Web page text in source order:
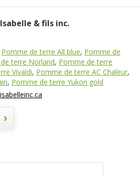
Isabelle & fils inc.
Pomme de terre All blue, Pomme de
terre Norland, Pomme de terre
Vivaldi, Pomme de terre AC Chaleur,
, Pomme de terre Yukon gold